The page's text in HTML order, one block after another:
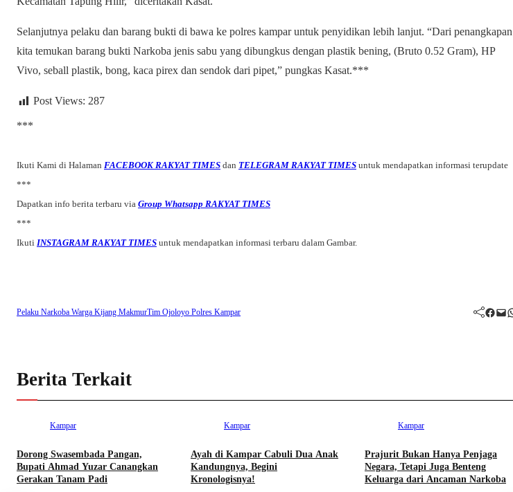
Selanjutnya pelaku dan barang bukti di bawa ke polres kampar untuk penyidikan lebih lanjut. “Dari penangkapan
kita temukan barang bukti Narkoba jenis sabu yang dibungkus dengan plastik bening, (Bruto 0.52 Gram), HP
Vivo, seball plastik, bong, kaca pirex dan sendok dari pipet,” pungkas Kasat.***
Post Views: 287
***
Ikuti Kami di Halaman FACEBOOK RAKYAT TIMES dan TELEGRAM RAKYAT TIMES untuk mendapatkan informasi terupdate
***
Dapatkan info berita terbaru via Group Whatsapp RAKYAT TIMES
***
Ikuti INSTAGRAM RAKYAT TIMES untuk mendapatkan informasi terbaru dalam Gambar.
Pelaku Narkoba Warga Kijang MakmurTim Ojoloyo Polres Kampar Facebook Mail WhatsApp
Berita Terkait
Kampar
Dorong Swasembada Pangan,
Bupati Ahmad Yuzar Canangkan
Gerakan Tanam Padi
Kampar
Ayah di Kampar Cabuli Dua Anak
Kandungnya, Begini
Kronologisnya!
Kampar
Prajurit Bukan Hanya Penjaga
Negara, Tetapi Juga Benteng
Keluarga dari Ancaman Narkoba